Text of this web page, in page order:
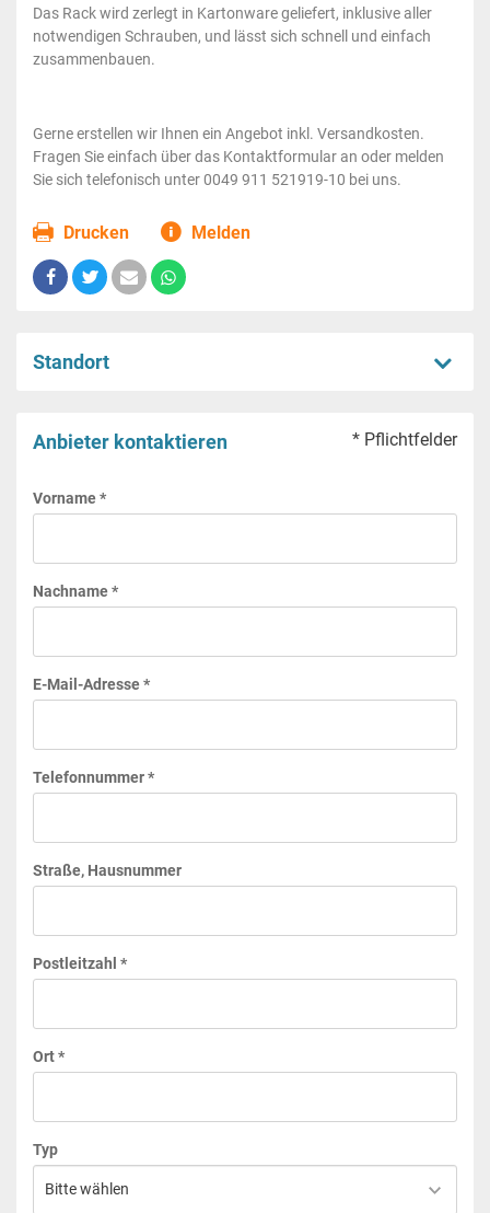
Das Rack wird zerlegt in Kartonware geliefert, inklusive aller
notwendigen Schrauben, und lässt sich schnell und einfach
zusammenbauen.
Gerne erstellen wir Ihnen ein Angebot inkl. Versandkosten.
Fragen Sie einfach über das Kontaktformular an oder melden
Sie sich telefonisch unter 0049 911 521919-10 bei uns.
Drucken Melden
Standort
Anbieter kontaktieren * Pflichtfelder
Vorname *
Nachname *
E-Mail-Adresse *
Telefonnummer *
Straße, Hausnummer
Postleitzahl *
Ort *
Typ